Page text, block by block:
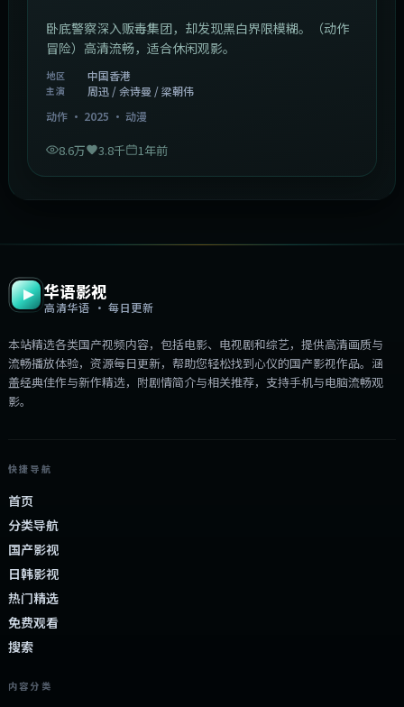
卧底警察深入贩毒集团，却发现黑白界限模糊。（动作
冒险）高清流畅，适合休闲观影。
地区 中国香港
主演
周迅 / 佘诗曼 / 梁朝伟
动作· 2025 · 动漫
8.6万 3.8千 1年前
华语影视
高清华语 · 每日更新
本站精选各类国产视频内容，包括电影、电视剧和综艺，提供高清画质与
流畅播放体验，资源每日更新，帮助您轻松找到心仪的国产影视作品。涵
盖经典佳作与新作精选，附剧情简介与相关推荐，支持手机与电脑流畅观
影。
快捷导航
首页
分类导航
国产影视
日韩影视
热门精选
免费观看
搜索
内容分类